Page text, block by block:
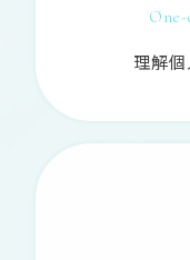
理解